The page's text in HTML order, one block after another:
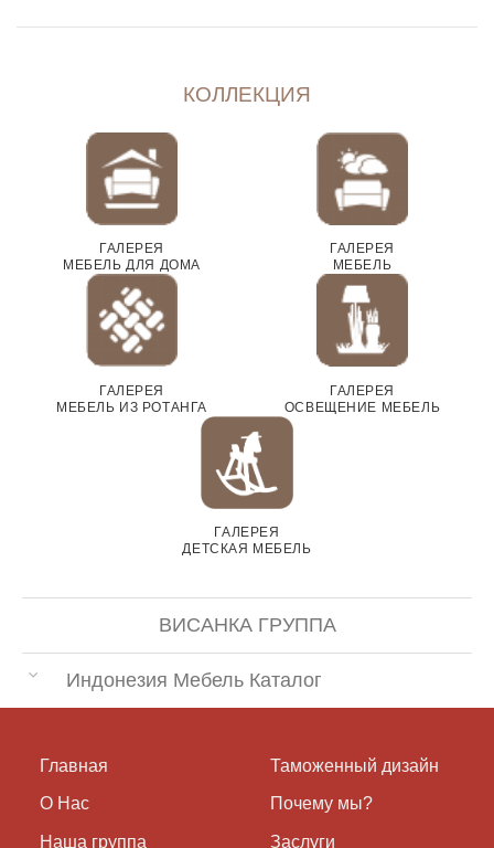
КОЛЛЕКЦИЯ
ГАЛЕРЕЯ
МЕБЕЛЬ ДЛЯ ДОМА
ГАЛЕРЕЯ
МЕБЕЛЬ
ГАЛЕРЕЯ
МЕБЕЛЬ ИЗ РОТАНГА
ГАЛЕРЕЯ
ОСВЕЩЕНИЕ МЕБЕЛЬ
ГАЛЕРЕЯ
ДЕТСКАЯ МЕБЕЛЬ
ВИСАНКА ГРУППА
Индонезия Мебель Каталог
Главная
О Нас
Наша группа
Таможенный дизайн
Почему мы?
Заслуги